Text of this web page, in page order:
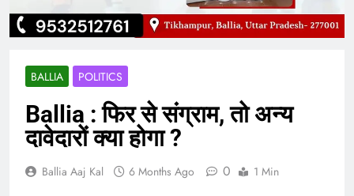
BALLIA POLITICS
Ballia : फिर से संग्राम, तो अन्य
दावेदारों क्या होगा ?
Ballia Aaj Kal 6 Months Ago 0 1 Min